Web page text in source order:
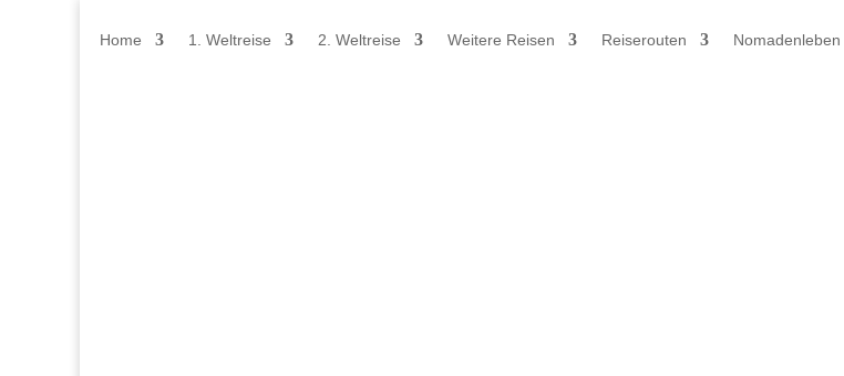
Home 1. Weltreise 2. Weltreise Weitere Reisen Reiserouten Nomadenleben